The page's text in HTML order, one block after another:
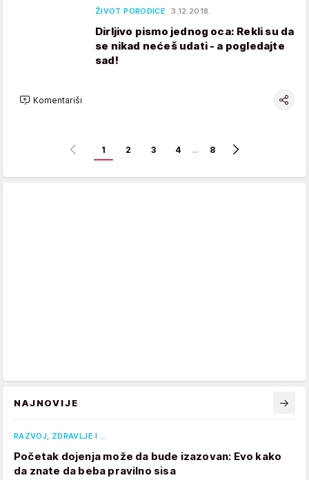
ŽIVOT PORODICE 3.12.2018.
Dirljivo pismo jednog oca: Rekli su da
se nikad nećeš udati - a pogledajte
sad!
Komentariši
1 2 3 4 … 8
NAJNOVIJE
RAZVOJ, ZDRAVLJE I …
Početak dojenja može da bude izazovan: Evo kako
da znate da beba pravilno sisa